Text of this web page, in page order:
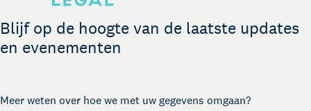
Legal support voor startups
International desk
Legal support voor internationale organisaties
Kienhuis Legal Foundation
Blijf op de hoogte van de laatste updates
en evenementen
Meer weten over hoe we met uw gegevens omgaan?